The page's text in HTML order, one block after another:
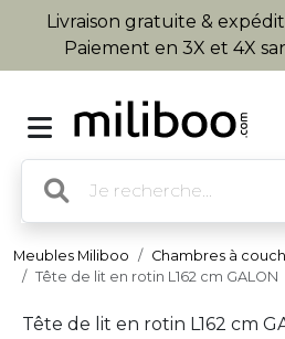
Livraison gratuite &
Paiement en 3X et 4X
Meubles Miliboo Chambres à
Tête de lit en rotin L162 cm GALON
Tête de lit en rotin L162 cm